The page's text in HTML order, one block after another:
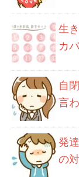
生
カ
自
言
発
の